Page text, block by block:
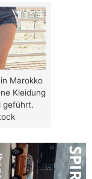
Marokko
Kleidung
geführt.